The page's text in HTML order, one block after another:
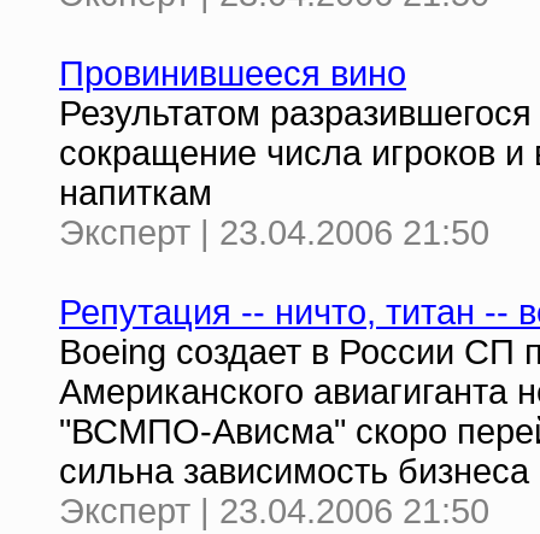
Провинившееся вино
Результатом
сокращение числа игроков и
напиткам
Эксперт | 23.04.2006 21:50
Репутация -- ничто, титан --
Boeing создает в России СП
Американского авиагиганта
"ВСМПО-Ависма" скоро
сильна зависимость
Эксперт | 23.04.2006 21:50